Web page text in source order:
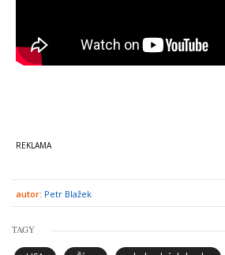
autor: Petr Blažek
TAGY